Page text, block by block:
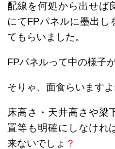
配線を何処から出せば
にてFPパネルに墨出し
てもらいました。
FPパネルって中の様子
そりゃ、面食らいますよ
床高さ・天井高さや梁
置等も明確にしなけれ
来ないでしょ ？